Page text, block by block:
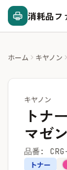
消耗品フ
ホーム キヤノン
キヤノン
トナ
マゼ
品番:
トナー